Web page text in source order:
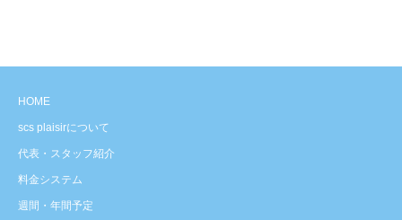
HOME
scs plaisirについて
代表・スタッフ紹介
料金システム
週間・年間予定